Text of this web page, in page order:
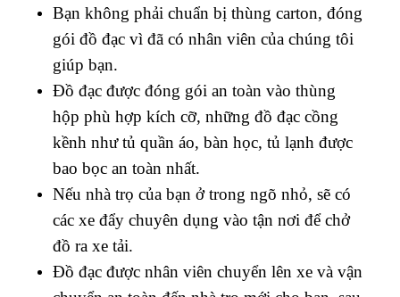
Bạn không phải chuẩn bị thùng carton, đóng
gói đồ đạc vì đã có nhân viên của chúng tôi
giúp bạn.
Đồ đạc được đóng gói an toàn vào thùng
hộp phù hợp kích cỡ, những đồ đạc cồng
kềnh như tủ quần áo, bàn học, tủ lạnh được
bao bọc an toàn nhất.
Nếu nhà trọ của bạn ở trong ngõ nhỏ, sẽ có
các xe đẩy chuyên dụng vào tận nơi để chở
đồ ra xe tải.
Đồ đạc được nhân viên chuyển lên xe và vận